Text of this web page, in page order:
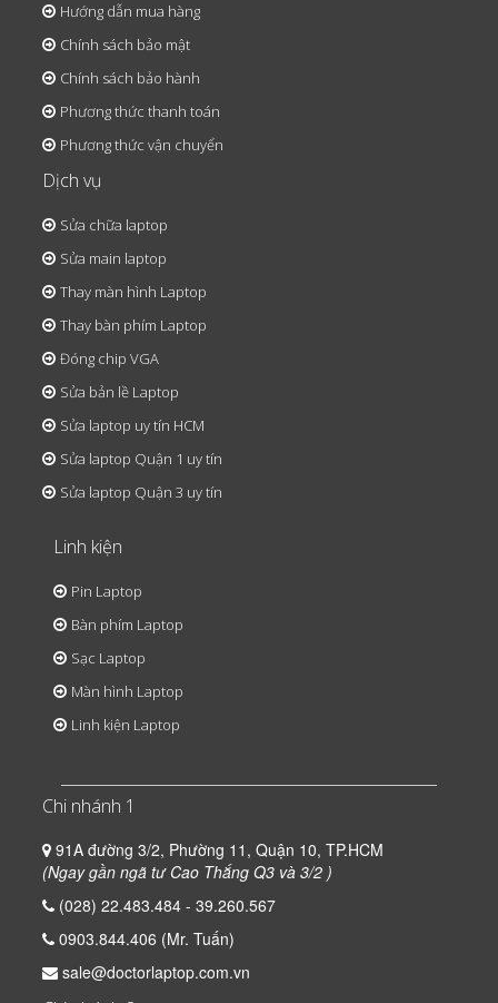
Hướng dẫn mua hàng
Chính sách bảo mật
Chính sách bảo hành
Phương thức thanh toán
Phương thức vận chuyển
Dịch vụ
Sửa chữa laptop
Sửa main laptop
Thay màn hình Laptop
Thay bàn phím Laptop
Đóng chip VGA
Sửa bản lề Laptop
Sửa laptop uy tín HCM
Sửa laptop Quận 1 uy tín
Sửa laptop Quận 3 uy tín
Linh kiện
Pin Laptop
Bàn phím Laptop
Sạc Laptop
Màn hình Laptop
Linh kiện Laptop
Chi nhánh 1
91A đường 3/2, Phường 11, Quận 10, TP.HCM
(Ngay gần ngã tư Cao Thắng Q3 và 3/2 )
(028) 22.483.484 - 39.260.567
0903.844.406 (Mr. Tuấn)
sale@doctorlaptop.com.vn